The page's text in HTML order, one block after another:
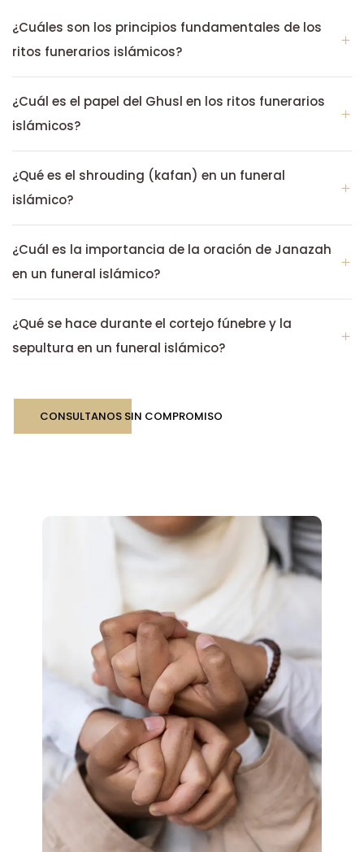
¿Cuáles son los principios fundamentales de los
ritos funerarios islámicos?
¿Cuál es el papel del Ghusl en los ritos funerarios
islámicos?
¿Qué es el shrouding (kafan) en un funeral
islámico?
¿Cuál es la importancia de la oración de Janazah
en un funeral islámico?
¿Qué se hace durante el cortejo fúnebre y la
sepultura en un funeral islámico?
CONSULTANOS SIN COMPROMISO